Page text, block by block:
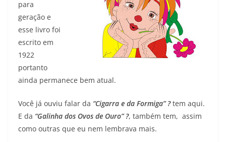
para
geração e
esse livro foi
escrito em
1922
portanto
ainda permanece bem atual.
Você já ouviu falar da “Cigarra e da Formiga” ?tem aqui.
E da “Galinha dos Ovos de Ouro” ?, também tem, assim
como outras que eu nem lembrava mais.